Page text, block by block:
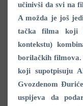
učinivši da svi na
A možda je još
tačka filma koji
kontekstu)
borilačkih filmova.
koji supotpisuju
Gvozdenom
uspijeva da